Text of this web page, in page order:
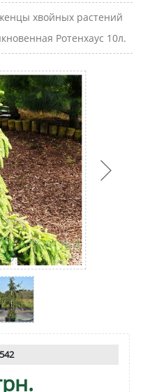
хвойных растений
Ротенхаус 10л.